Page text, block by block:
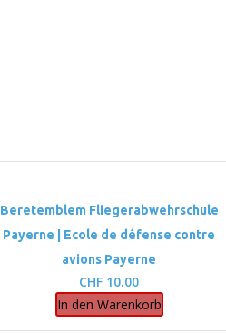
Beretemblem Fliegerabwehrschule
Payerne | Ecole de défense contre
avions Payerne
CHF 10.00
In den Warenkorb